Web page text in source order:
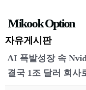
츠
Mikook Option
자유게시판
AI 폭발성장 속
결국 1조 달러 회사